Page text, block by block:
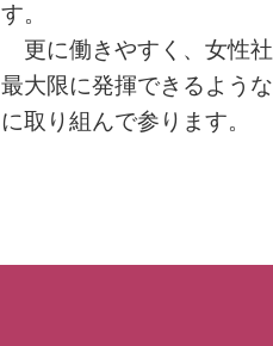
す。
更に働きやすく、女性
最大限に発揮できるよう
に取り組んで参ります。